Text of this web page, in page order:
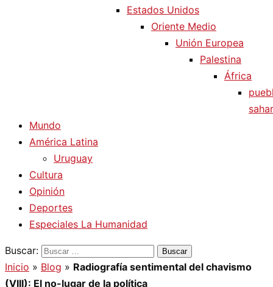
Estados Unidos
Oriente Medio
Unión Europea
Palestina
África
Mundo
América Latina
Uruguay
Cultura
Opinión
Deportes
Especiales La Humanidad
Buscar:
Inicio » Blog » Radiografía sentimental del chavismo
(VIII): El no-lugar de la política